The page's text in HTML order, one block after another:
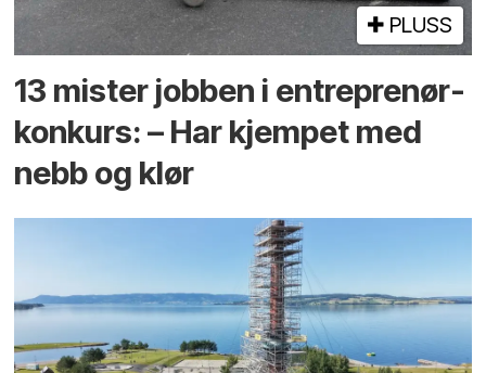
PLUSS
13 mister jobben i entreprenør­
konkurs: – Har kjempet med
nebb og klør